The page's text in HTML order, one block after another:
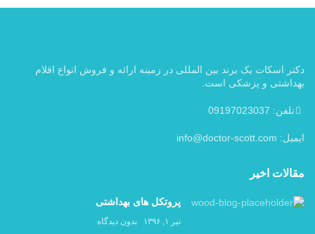
دکتر اسکات یک برند بین المللی در زمینه ارائه و فروش انواع اقلام
بهداشتی و پزشکی است.
تلفن: 09197023037
ایمیل: info@doctor-scott.com
مقالات اخیر
پروتکل های بهداشتی
تیر ۱, ۱۳۹۶ بدون دیدگاه